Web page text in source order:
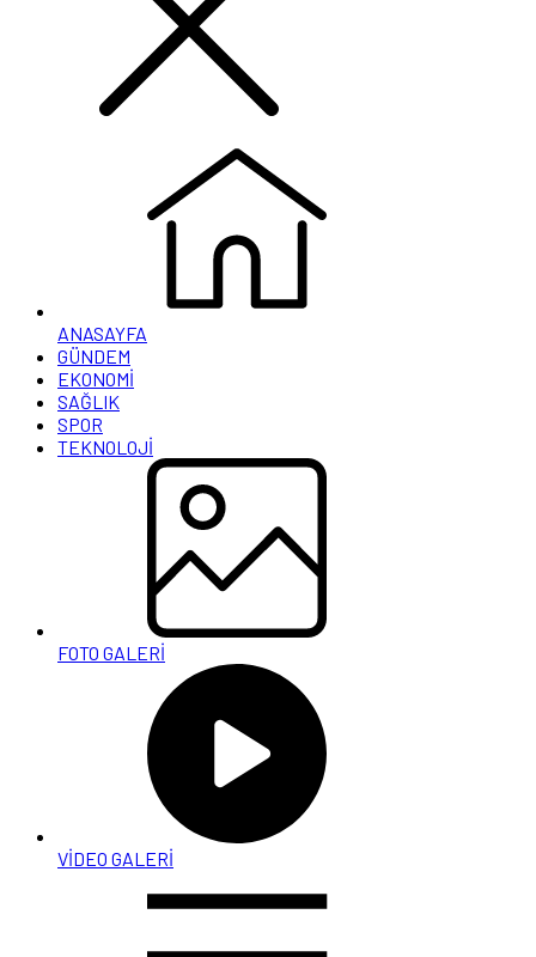
ANASAYFA
GÜNDEM
EKONOMİ
SAĞLIK
SPOR
TEKNOLOJİ
FOTO GALERİ
VİDEO GALERİ